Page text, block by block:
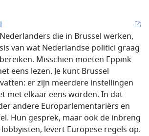
die in Brussel werken,
van wat Nederlandse politici graag
Misschien moeten Eppink
eens lezen. Je kunt Brussel
er zijn meerdere instellingen
met elkaar eens worden. In dat
andere Europarlementariërs en
Hun gesprek, maar ook de inbreng
levert Europese regels op.